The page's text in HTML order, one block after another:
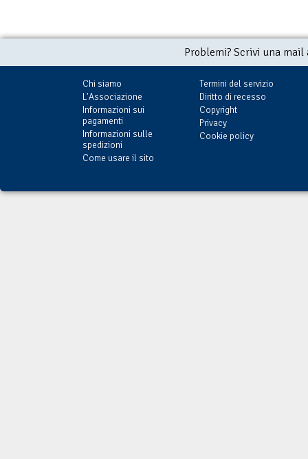
Problemi? Scrivi una
Chi siamo
L'Associazione
Informazioni sui
pagamenti
Informazioni sulle
spedizioni
Come usare il sito
Termini del servizio
Diritto di recesso
Copyright
Privacy
Cookie policy